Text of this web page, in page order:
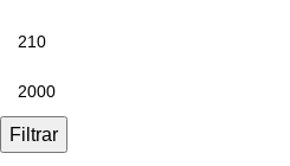
Filtrar